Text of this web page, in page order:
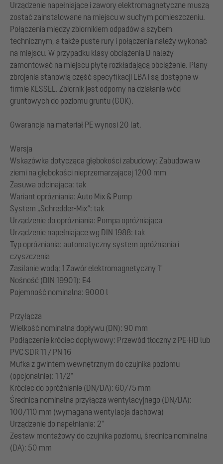
Urządzenie napełniające i zawory elektromagnetyczne muszą
zostać zainstalowane na miejscu w suchym pomieszczeniu.
Połączenia między zbiornikiem odpadów a szybem
technicznym, a także puste rury i połączenia należy wykonać
na miejscu. W przypadku klasy obciążenia D należy
zamontować na miejscu płytę rozkładającą obciążenie. Plany
zbrojenia stanowią część specyfikacji EBA i są dostępne w
firmie KESSEL. Zbiornik jest odporny na działanie wód
gruntowych do poziomu gruntu (GOK).
Gwarancja na materiał PE wynosi 20 lat.
Wersja
Wskazówka dotycząca głębokości zabudowy: Zabudowa w
ziemi na głębokości nieprzemarzającej 1200 mm
Zasuwa odcinająca: tak
Wariant opróżniania: Auto Mix & Pump
System „Schredder-Mix“: tak
Urządzenie do opróżniania: Pompa opróżniająca
Urządzenie napełniające wg DIN 1988: tak
Typ opróżniania: automatyczny system opróżniania i
czyszczenia
Zasilanie wodą: 1 Zawór elektromagnetyczny 1"
Nośność (DIN 19901): E4
Pojemność nominalna: 9000 l
Przyłącza
Wielkość nominalna dopływu (DN): 90 mm
Podłączenie króciec dopływowy: Przewód tłoczny z PE-HD lub
PVC SDR 11 / PN 16
Mufka z gwintem wewnętrznym do czujnika poziomu
(opcjonalnie): 1 1/2"
Króciec do opróżnianie (DN/DA): 60/75 mm
Średnica nominalna przyłącza wentylacyjnego (DN/DA):
100/110 mm (wymagana wentylacja dachowa)
Urządzenie do napełniania: 2"
Zestaw montażowy do czujnika poziomu, średnica nominalna
(DA): 50 mm